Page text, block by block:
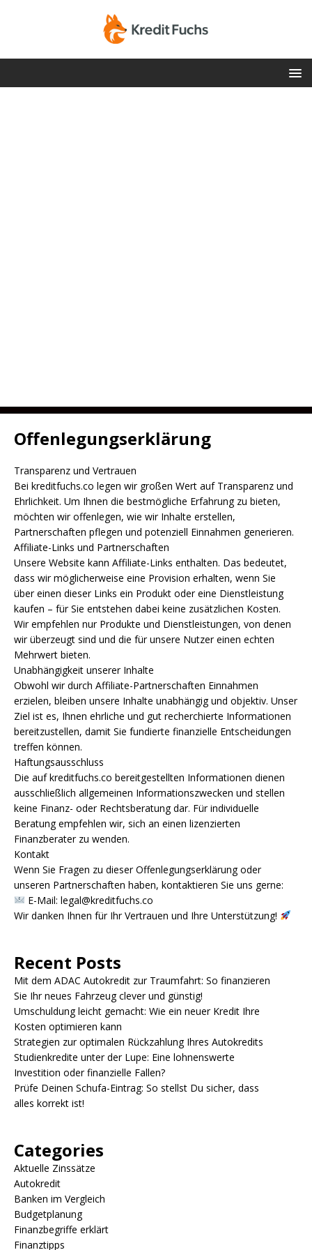
Offenlegungserklärung
Transparenz und Vertrauen
Bei kreditfuchs.co legen wir großen Wert auf Transparenz und
Ehrlichkeit. Um Ihnen die bestmögliche Erfahrung zu bieten,
möchten wir offenlegen, wie wir Inhalte erstellen,
Partnerschaften pflegen und potenziell Einnahmen generieren.
Affiliate-Links und Partnerschaften
Unsere Website kann Affiliate-Links enthalten. Das bedeutet,
dass wir möglicherweise eine Provision erhalten, wenn Sie
über einen dieser Links ein Produkt oder eine Dienstleistung
kaufen – für Sie entstehen dabei keine zusätzlichen Kosten.
Wir empfehlen nur Produkte und Dienstleistungen, von denen
wir überzeugt sind und die für unsere Nutzer einen echten
Mehrwert bieten.
Unabhängigkeit unserer Inhalte
Obwohl wir durch Affiliate-Partnerschaften Einnahmen
erzielen, bleiben unsere Inhalte unabhängig und objektiv. Unser
Ziel ist es, Ihnen ehrliche und gut recherchierte Informationen
bereitzustellen, damit Sie fundierte finanzielle Entscheidungen
treffen können.
Haftungsausschluss
Die auf kreditfuchs.co bereitgestellten Informationen dienen
ausschließlich allgemeinen Informationszwecken und stellen
keine Finanz- oder Rechtsberatung dar. Für individuelle
Beratung empfehlen wir, sich an einen lizenzierten
Finanzberater zu wenden.
Kontakt
Wenn Sie Fragen zu dieser Offenlegungserklärung oder
unseren Partnerschaften haben, kontaktieren Sie uns gerne:
E-Mail: legal@kreditfuchs.co
Wir danken Ihnen für Ihr Vertrauen und Ihre Unterstützung!
Recent Posts
Mit dem ADAC Autokredit zur Traumfahrt: So finanzieren
Sie Ihr neues Fahrzeug clever und günstig!
Umschuldung leicht gemacht: Wie ein neuer Kredit Ihre
Kosten optimieren kann
Strategien zur optimalen Rückzahlung Ihres Autokredits
Studienkredite unter der Lupe: Eine lohnenswerte
Investition oder finanzielle Fallen?
Prüfe Deinen Schufa-Eintrag: So stellst Du sicher, dass
alles korrekt ist!
Categories
Aktuelle Zinssätze
Autokredit
Banken im Vergleich
Budgetplanung
Finanzbegriffe erklärt
Finanztipps